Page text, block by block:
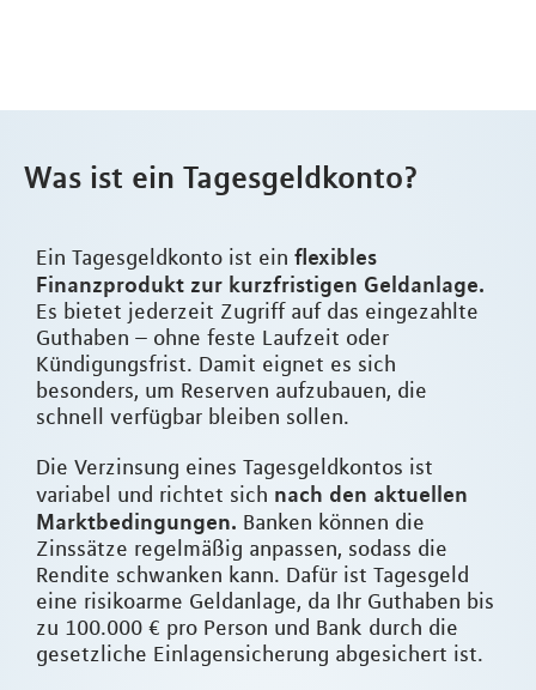
Was ist ein Tagesgeldkonto?
Ein Tagesgeldkonto ist ein flexibles
Finanzprodukt zur kurzfristigen Geldanlage.
Es bietet jederzeit Zugriff auf das eingezahlte
Guthaben – ohne feste Laufzeit oder
Kündigungsfrist. Damit eignet es sich
besonders, um Reserven aufzubauen, die
schnell verfügbar bleiben sollen.
Die Verzinsung eines Tagesgeldkontos ist
variabel und richtet sich nach den aktuellen
Marktbedingungen. Banken können die
Zinssätze regelmäßig anpassen, sodass die
Rendite schwanken kann. Dafür ist Tagesgeld
eine risikoarme Geldanlage, da Ihr Guthaben bis
zu 100.000 € pro Person und Bank durch die
gesetzliche Einlagensicherung abgesichert ist.